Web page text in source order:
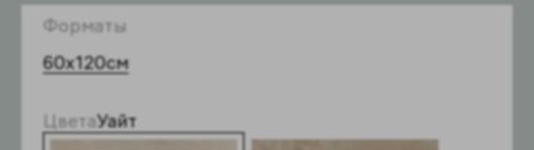
Форматы
60x120см
ЦветаУайт